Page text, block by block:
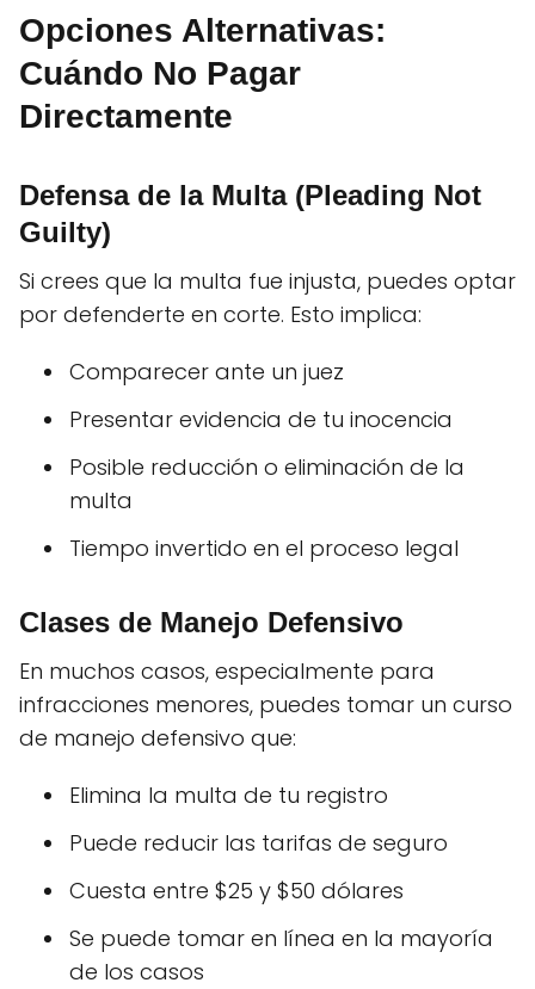
Opciones Alternativas:
Cuándo No Pagar
Directamente
Defensa de la Multa (Pleading Not
Guilty)
Si crees que la multa fue injusta, puedes optar
por defenderte en corte. Esto implica:
Comparecer ante un juez
Presentar evidencia de tu inocencia
Posible reducción o eliminación de la
multa
Tiempo invertido en el proceso legal
Clases de Manejo Defensivo
En muchos casos, especialmente para
infracciones menores, puedes tomar un curso
de manejo defensivo que:
Elimina la multa de tu registro
Puede reducir las tarifas de seguro
Cuesta entre $25 y $50 dólares
Se puede tomar en línea en la mayoría
de los casos